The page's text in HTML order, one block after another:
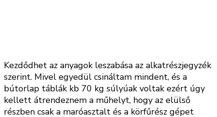
Kezdődhet az anyagok leszabása az alkatrészjegyzék
szerint. Mivel egyedül csináltam mindent, és a
bútorlap táblák kb 70 kg súlyúak voltak ezért úgy
kellett átrendeznem a műhelyt, hogy az elülső
részben csak a maróasztalt és a körfűrész gépet